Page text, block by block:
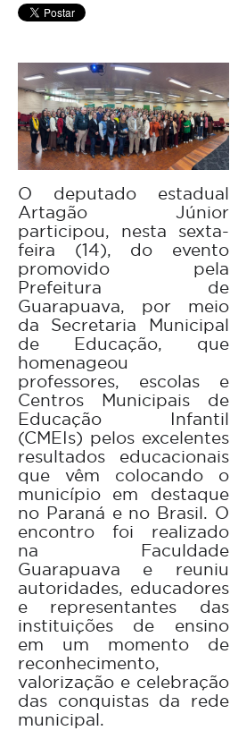
O deputado estadual
Artagão Júnior
participou, nesta sexta-
feira (14), do evento
promovido pela
Prefeitura de
Guarapuava, por meio
da Secretaria Municipal
de Educação, que
homenageou
professores, escolas e
Centros Municipais de
Educação Infantil
(CMEIs) pelos excelentes
resultados educacionais
que vêm colocando o
município em destaque
no Paraná e no Brasil. O
encontro foi realizado
na Faculdade
Guarapuava e reuniu
autoridades, educadores
e representantes das
instituições de ensino
em um momento de
reconhecimento,
valorização e celebração
das conquistas da rede
municipal.